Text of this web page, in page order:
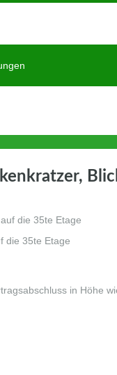
die 35te Etage
in Höhe